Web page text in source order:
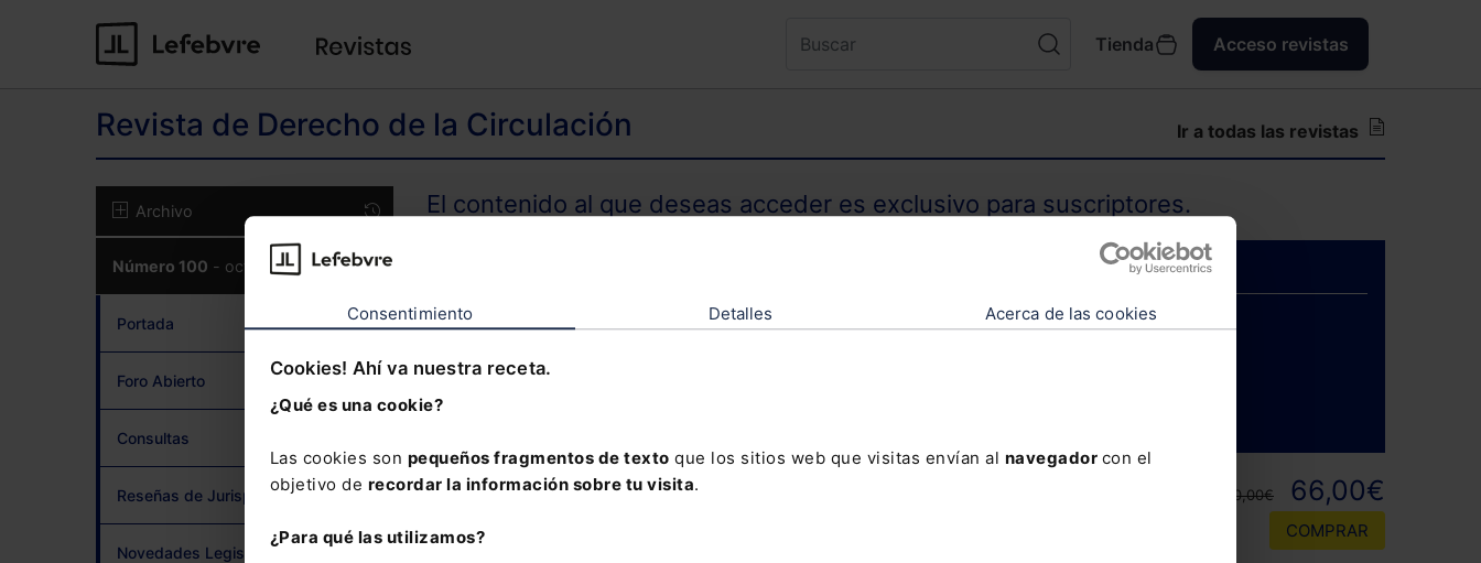
Consentimiento Detalles Acerca de las cookies
Cookies! Ahí va nuestra receta.
¿Qué es una cookie?
Las cookies son pequeños fragmentos de texto que los sitios web que visitas envían al navegador con el
objetivo de recordar la información sobre tu visita.
¿Para qué las utilizamos?
Tienda Acceso revistas
Revista de Derecho de la Circulación Ir a todas las revistas
Archivo
Número 100 - octubre 2021
Portada
Foro Abierto
Consultas
Reseñas de Jurisprudencia
Novedades Legislativas
El contenido al que deseas acceder es exclusivo para suscriptores.
Si todavía no te has suscrito, no pierdas está oportunidad y
adquiere tu acceso con un
110,00€ 66,00€
COMPRAR